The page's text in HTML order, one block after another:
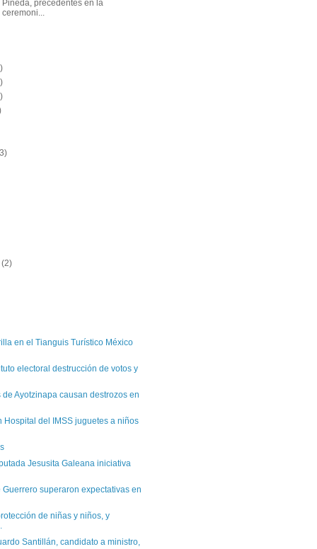
Pineda, precedentes en la
ceremoni...
(2)
en el Tianguis Turístico México
electoral destrucción de votos y
de Ayotzinapa causan destrozos en
Hospital del IMSS juguetes a niños
Jesusita Galeana iniciativa
Guerrero superaron expectativas en
de niñas y niños, y
Santillán, candidato a ministro,